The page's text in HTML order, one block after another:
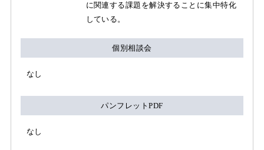
に関連する課題を解決することに集中特化
している。
個別相談会
なし
パンフレットPDF
なし